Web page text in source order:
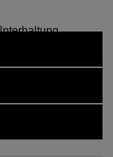
Praxis